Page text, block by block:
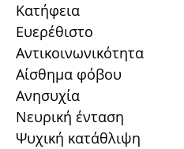
Κατήφεια
Ευερέθιστο
Αντικοινωνικότητα
Αίσθημα φόβου
Ανησυχία
Νευρική ένταση
Ψυχική κατάθλιψη